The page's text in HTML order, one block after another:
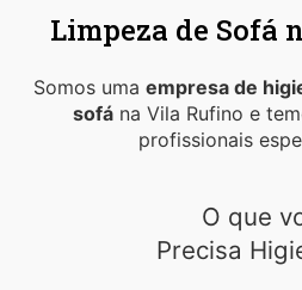
Limpeza de Sofá
Somos uma empresa de
sofá na Vila Rufino e
profissionais
O que
Precisa